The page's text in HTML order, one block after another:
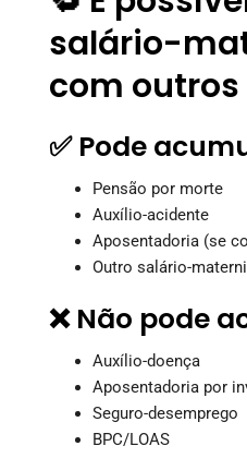
salário-
com
✅ Pode
Pensão por morte
Auxílio-acidente
Aposentadoria (se
Outro salário-
❌ Não pode
Auxílio-doença
Aposentadoria por
Seguro-desemprego
BPC/LOAS